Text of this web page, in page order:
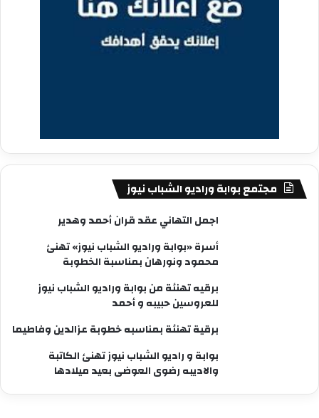
مجتمع بوابة وراديو الشباب نيوز
اجمل التهاني عقد قران أحمد وهدير
أسرة «بوابة وراديو الشباب نيوز» تهنئ
محمود ونورهان بمناسبة الخطوبة
برقيه تهنئة من بوابة وراديو الشباب نيوز
للعروسين حبيبه و أحمد
برقية تهنئة بمناسبه خطوبة عزالدين وفاطيما
بوابة و راديو الشباب نيوز تهنئ الكاتبة
والاديبه رضوى العوضى بعيد ميلادها